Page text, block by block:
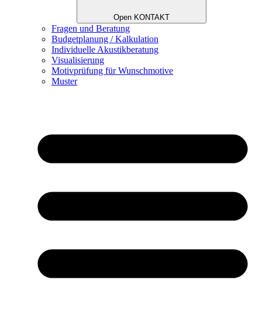
Open KONTAKT
Fragen und Beratung
Budgetplanung / Kalkulation
Individuelle Akustikberatung
Visualisierung
Motivprüfung für Wunschmotive
Muster